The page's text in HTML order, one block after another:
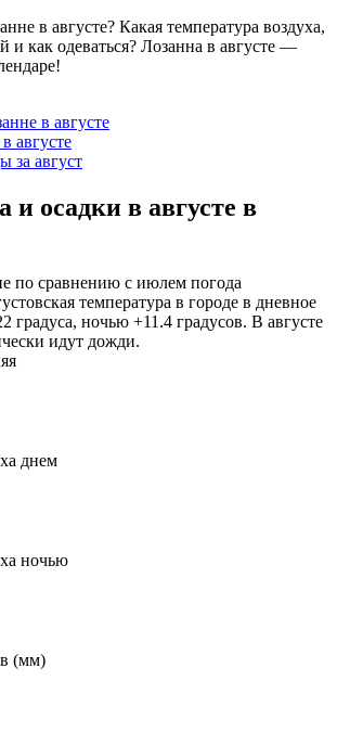
в августе? Какая температура воздуха,
и как одеваться? Лозанна в августе —
в августе
августе
за август
и осадки в августе в
по сравнению с июлем погода
температура в городе в дневное
градуса, ночью +11.4 градусов. В августе
идут дожди.
днем
ночью
(мм)